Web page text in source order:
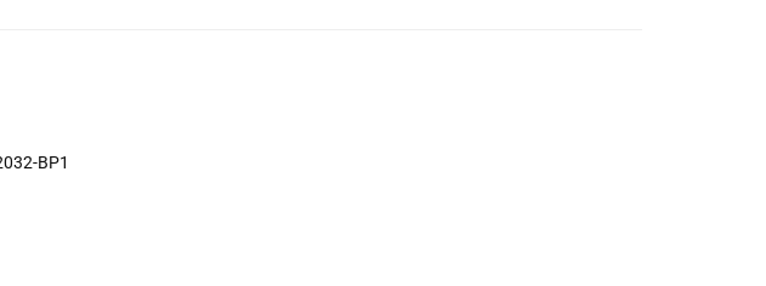
BP1